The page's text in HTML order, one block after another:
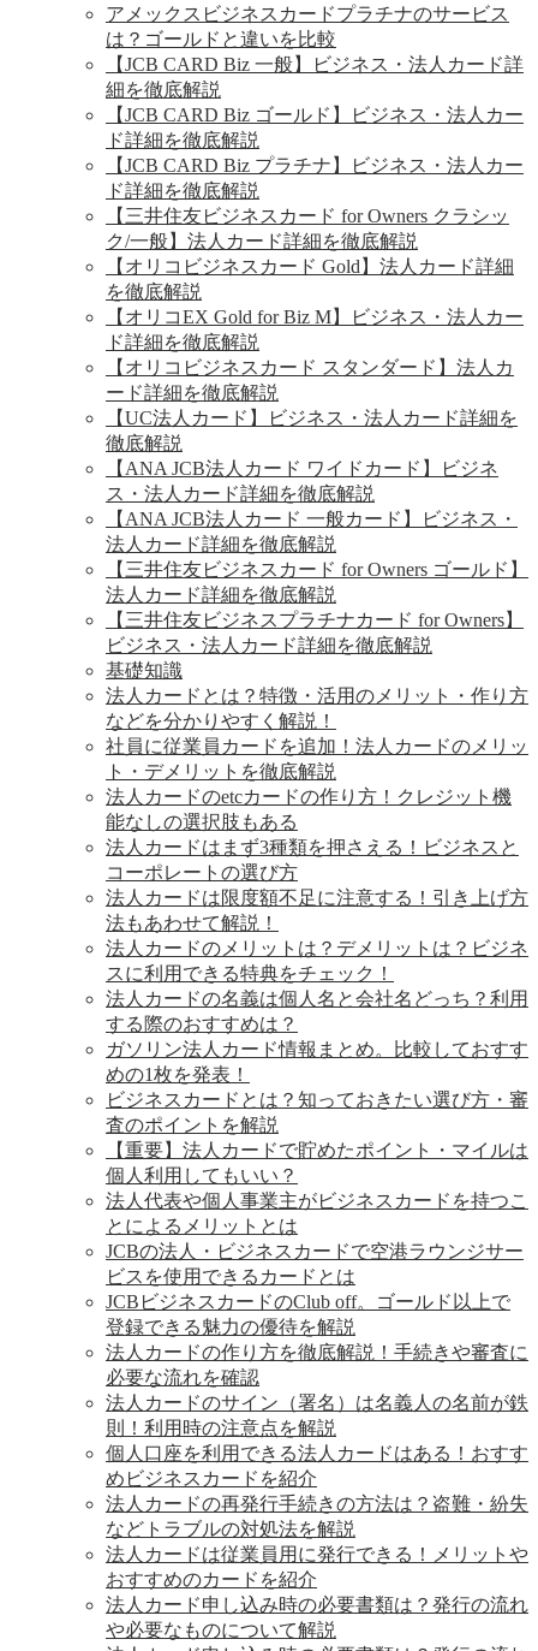
アメックスビジネスカードプラチナのサービス
は？ゴールドと違いを比較
【JCB CARD Biz 一般】ビジネス・法人カード詳
細を徹底解説
【JCB CARD Biz ゴールド】ビジネス・法人カー
ド詳細を徹底解説
【JCB CARD Biz プラチナ】ビジネス・法人カー
ド詳細を徹底解説
【三井住友ビジネスカード for Owners クラシッ
ク/一般】法人カード詳細を徹底解説
【オリコビジネスカード Gold】法人カード詳細
を徹底解説
【オリコEX Gold for Biz M】ビジネス・法人カー
ド詳細を徹底解説
【オリコビジネスカード スタンダード】法人カ
ード詳細を徹底解説
【UC法人カード】ビジネス・法人カード詳細を
徹底解説
【ANA JCB法人カード ワイドカード】ビジネ
ス・法人カード詳細を徹底解説
【ANA JCB法人カード 一般カード】ビジネス・
法人カード詳細を徹底解説
【三井住友ビジネスカード for Owners ゴールド】
法人カード詳細を徹底解説
【三井住友ビジネスプラチナカード for Owners】
ビジネス・法人カード詳細を徹底解説
基礎知識
法人カードとは？特徴・活用のメリット・作り方
などを分かりやすく解説！
社員に従業員カードを追加！法人カードのメリッ
ト・デメリットを徹底解説
法人カードのetcカードの作り方！クレジット機
能なしの選択肢もある
法人カードはまず3種類を押さえる！ビジネスと
コーポレートの選び方
法人カードは限度額不足に注意する！引き上げ方
法もあわせて解説！
法人カードのメリットは？デメリットは？ビジネ
スに利用できる特典をチェック！
法人カードの名義は個人名と会社名どっち？利用
する際のおすすめは？
ガソリン法人カード情報まとめ。比較しておすす
めの1枚を発表！
ビジネスカードとは？知っておきたい選び方・審
査のポイントを解説
【重要】法人カードで貯めたポイント・マイルは
個人利用してもいい？
法人代表や個人事業主がビジネスカードを持つこ
とによるメリットとは
JCBの法人・ビジネスカードで空港ラウンジサー
ビスを使用できるカードとは
JCBビジネスカードのClub off。ゴールド以上で
登録できる魅力の優待を解説
法人カードの作り方を徹底解説！手続きや審査に
必要な流れを確認
法人カードのサイン（署名）は名義人の名前が鉄
則！利用時の注意点を解説
個人口座を利用できる法人カードはある！おすす
めビジネスカードを紹介
法人カードの再発行手続きの方法は？盗難・紛失
などトラブルの対処法を解説
法人カードは従業員用に発行できる！メリットや
おすすめのカードを紹介
法人カード申し込み時の必要書類は？発行の流れ
や必要なものについて解説